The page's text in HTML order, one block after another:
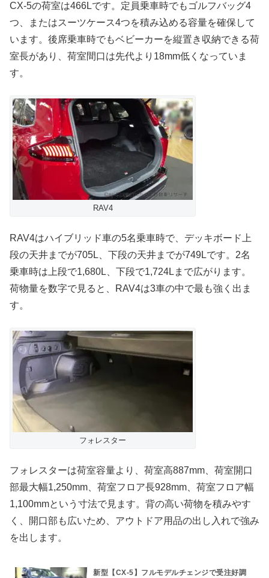
CX-5の荷室は466Lです。定員乗車時でもゴルフバッグ4
つ、またはスーツケース4つを積み込める容量を確保して
います。後席乗車時でもベビーカーを縦置き収納できる荷
室長があり、荷室間口は先代より18mm低くなっていま
す。
RAV4
RAV4はハイブリッド車の5名乗車時で、デッキボード上
段の天井までが705L、下段の天井までが749Lです。2名
乗車時は上段で1,680L、下段で1,724Lまで広がります。
荷物量を数字で見ると、RAV4は3車の中で最も強く出ま
す。
フォレスター
フォレスターは荷室容量より、荷室高887mm、荷室開口
部最大幅1,250mm、荷室フロア長928mm、荷室フロア幅
1,100mmという寸法で見ます。背の高い荷物を積みやす
く、開口部も広いため、アウトドア用品の出し入れで強み
を出します。
新型【CX-5】フルモデルチェンジで受注好調